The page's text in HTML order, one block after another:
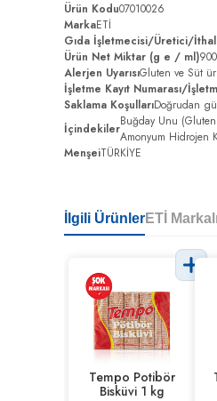
Ürün Kodu07010026
MarkaETİ
Gıda İşletmecisi/Üretici/
Ürün Net Miktar (g e / ml)
Alerjen UyarısıGluten ve Süt
İşletme Kayıt Numarası/
Saklama KoşullarıDoğrudan
İçindekilerBuğday Unu
Amonyum Hidrojen
MenşeiTÜRKİYE
İlgili ÜrünlerETİ
Tempo Potibör
Bisküvi 1 kg